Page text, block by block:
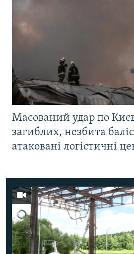
Масований удар по
загиблих, незбита
атаковані логістичні